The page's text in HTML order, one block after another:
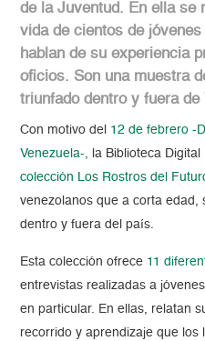
de la Juventud. En ella se
vida de cientos de
hablan de su experiencia
oficios. Son una muestra
triunfado dentro y fuera de
Con motivo del 12 de febrero -
Venezuela-, la Biblioteca
colección Los Rostros del
venezolanos que a corta edad,
dentro y fuera del país.
Esta colección ofrece 11
entrevistas realizadas a
en particular. En ellas, relatan
recorrido y aprendizaje que